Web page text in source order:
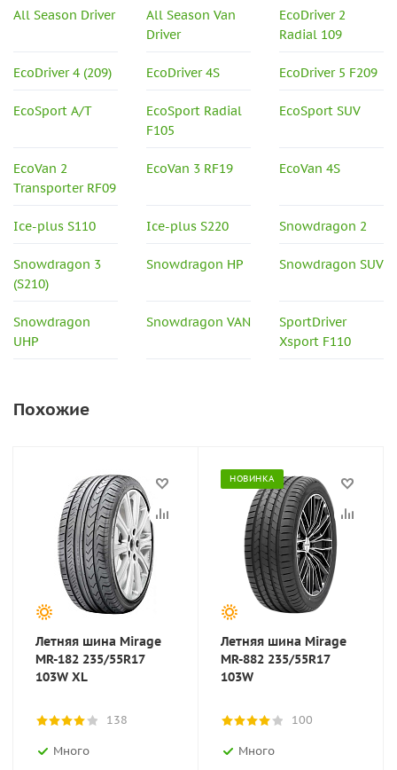
All Season Driver
All Season Van
Driver
EcoDriver 2
Radial 109
EcoDriver 4 (209) EcoDriver 4S EcoDriver 5 F209
EcoSport A/T
EcoSport Radial
F105
EcoSport SUV
EcoVan 2
Transporter RF09
EcoVan 3 RF19 EcoVan 4S
Ice-plus S110 Ice-plus S220 Snowdragon 2
Snowdragon 3
(S210)
Snowdragon HP Snowdragon SUV
Snowdragon
UHP
Snowdragon VAN
SportDriver
Xsport F110
Похожие
Летняя шина Mirage
MR-182 235/55R17
103W XL
138
Много
НОВИНКА
Летняя шина Mirage
MR-882 235/55R17
103W
100
Много